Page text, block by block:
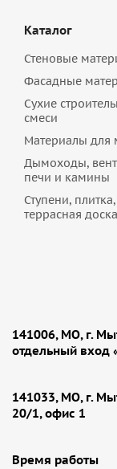
Каталог
Стеновые
Фасадные
Сухие
смеси
Материалы для
Дымоходы,
печи и камины
Ступени, плитка,
террасная доска
141006, МО, г.
отдельный вход
141033, МО, г.
20/1, офис 1
Время работы